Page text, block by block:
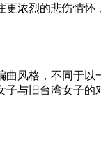
浓烈的悲伤情怀
风格，不同于
子与旧台湾女子的